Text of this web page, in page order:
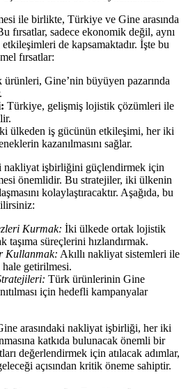
ile birlikte, Türkiye ve Gine arasında
fırsatlar, sadece ekonomik değil, aynı
de kapsamaktadır. İşte bu
fırsatlar:
ürünleri, Gine’nin büyüyen pazarında
Türkiye, gelişmiş lojistik çözümleri ile
ülkeden iş gücünün etkileşimi, her iki
kazanılmasını sağlar.
nakliyat işbirliğini güçlendirmek için
önemlidir. Bu stratejiler, iki ülkenin
kolaylaştıracaktır. Aşağıda, bu
Kurmak: İki ülkede ortak lojistik
taşıma süreçlerini hızlandırmak.
Kullanmak: Akıllı nakliyat sistemleri ile
getirilmesi.
Türk ürünlerinin Gine
için hedefli kampanyalar
arasındaki nakliyat işbirliği, her iki
katkıda bulunacak önemli bir
değerlendirmek için atılacak adımlar,
açısından kritik öneme sahiptir.